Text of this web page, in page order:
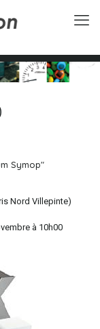
Symop"
Nord Villepinte)
à 10h00